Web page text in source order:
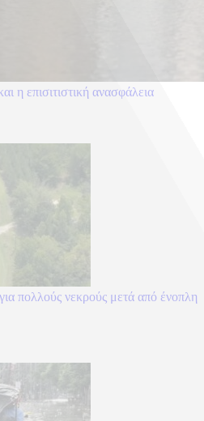
η επισιτιστική ανασφάλεια
πολλούς νεκρούς μετά από ένοπλη